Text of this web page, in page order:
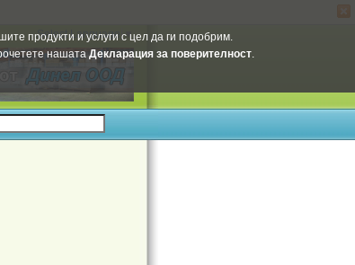
продукти и услуги с цел да ги подобрим.
нашатаДекларация за поверителност.
Select Language ▼